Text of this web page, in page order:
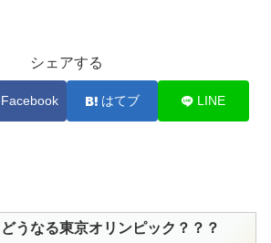
シェアする
Facebook はてブ LINE
どうなる東京オリンピック？？？